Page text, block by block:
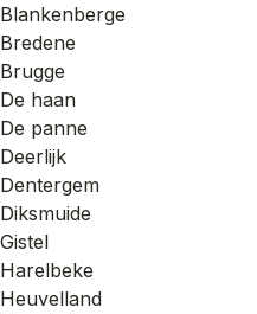
Blankenberge
Bredene
Brugge
De haan
De panne
Deerlijk
Dentergem
Diksmuide
Gistel
Harelbeke
Heuvelland